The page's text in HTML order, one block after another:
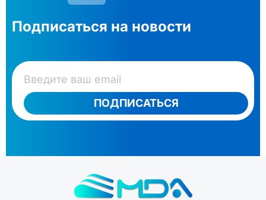
Подписаться на новости
ПОДПИСАТЬСЯ